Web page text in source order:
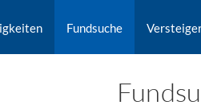
Fundsuche